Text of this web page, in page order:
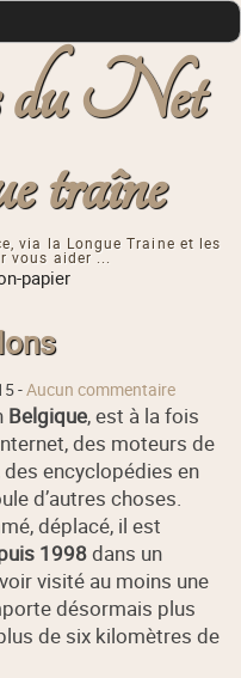
du Net
traîne
via la Longue Traine et les
vous aider ...
papier
-Aucun commentaire
Belgique, est à la fois
des moteurs de
encyclopédies en
d’autres choses.
déplacé, il est
1998dans un
visité au moins une
désormais plus
de six kilomètres de